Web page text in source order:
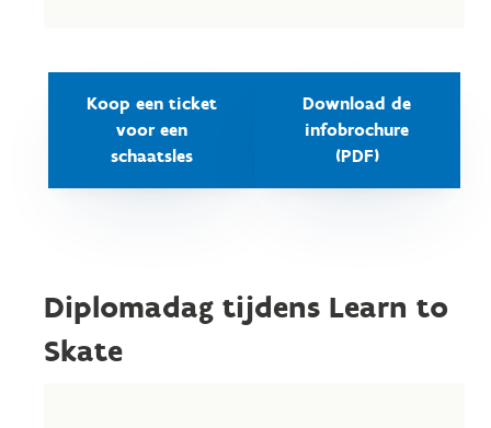
Koop een ticket
voor een
schaatsles
Download de
infobrochure
(PDF)
Diplomadag tijdens Learn to
Skate